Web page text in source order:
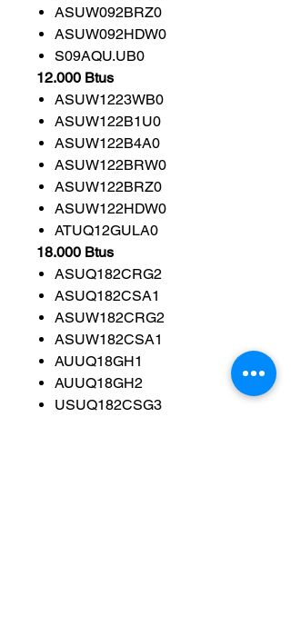
ASUW092BRZ0
ASUW092HDW0
S09AQU.UB0
12.000 Btus
ASUW1223WB0
ASUW122B1U0
ASUW122B4A0
ASUW122BRW0
ASUW122BRZ0
ASUW122HDW0
ATUQ12GULA0
18.000 Btus
ASUQ182CRG2
ASUQ182CSA1
ASUW182CRG2
ASUW182CSA1
AUUQ18GH1
AUUQ18GH2
USUQ182CSG3